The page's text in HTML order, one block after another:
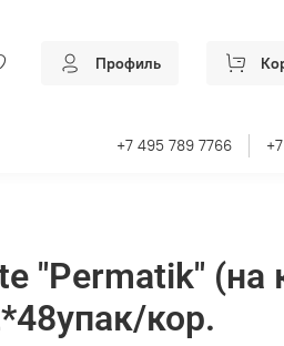
Профиль
+7 495 789 7766
"Permatik" (на
кор.